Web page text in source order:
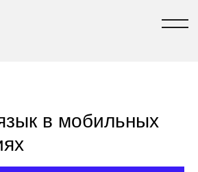
в мобильных